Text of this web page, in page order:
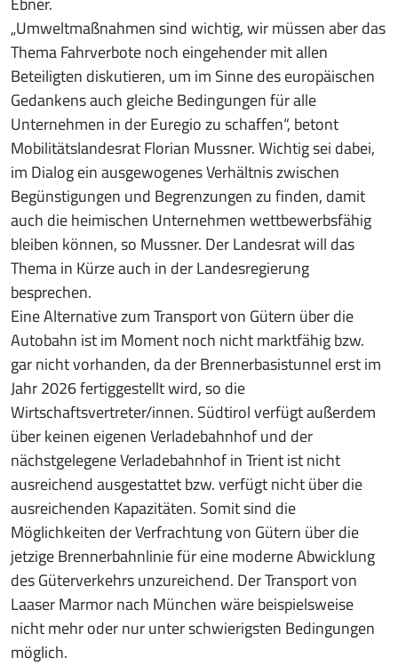
„Umweltmaßnahmen sind wichtig, wir müssen aber das
Thema Fahrverbote noch eingehender mit allen
Beteiligten diskutieren, um im Sinne des europäischen
Gedankens auch gleiche Bedingungen für alle
Unternehmen in der Euregio zu schaffen“, betont
Mobilitätslandesrat Florian Mussner. Wichtig sei dabei,
im Dialog ein ausgewogenes Verhältnis zwischen
Begünstigungen und Begrenzungen zu finden, damit
auch die heimischen Unternehmen wettbewerbsfähig
bleiben können, so Mussner. Der Landesrat will das
Thema in Kürze auch in der Landesregierung
besprechen.
Eine Alternative zum Transport von Gütern über die
Autobahn ist im Moment noch nicht marktfähig bzw.
gar nicht vorhanden, da der Brennerbasistunnel erst im
Jahr 2026 fertiggestellt wird, so die
Wirtschaftsvertreter/innen. Südtirol verfügt außerdem
über keinen eigenen Verladebahnhof und der
nächstgelegene Verladebahnhof in Trient ist nicht
ausreichend ausgestattet bzw. verfügt nicht über die
ausreichenden Kapazitäten. Somit sind die
Möglichkeiten der Verfrachtung von Gütern über die
jetzige Brennerbahnlinie für eine moderne Abwicklung
des Güterverkehrs unzureichend. Der Transport von
Laaser Marmor nach München wäre beispielsweise
nicht mehr oder nur unter schwierigsten Bedingungen
möglich.